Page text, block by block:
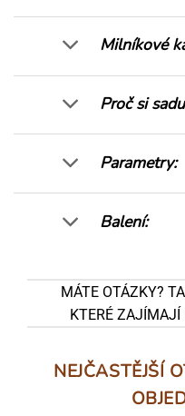
Milníkové
Proč si
Parametry:
Balení:
MÁTE OTÁZKY?
KTERÉ
NEJČASTĚJŠÍ